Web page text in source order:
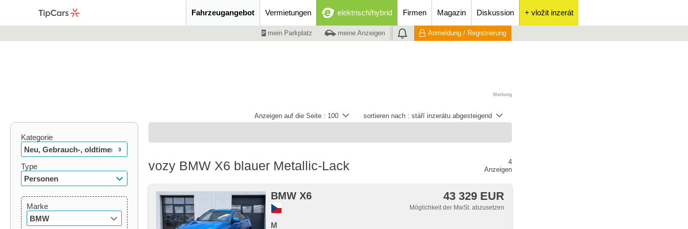
Fahrzeugangebot Vermietungen elektrisch/hybrid Firmen Magazin Diskussion + vložit inzerát
mein Parkplatz meine Anzeigen Anmeldung / Registrierung
Werbung
sortieren nach : stáří inzerátu abgesteigend
Anzeigen auf die Seite : 100
Kategorie
Neu, Gebrauch-, oldtimer
3
Type
Personen
Marke
BMW
vozy BMW X6 blauer Metallic-Lack
4
Anzeigen
BMW X6 43 329 EUR
Möglichkeit der MwSt. abzusetzen
M